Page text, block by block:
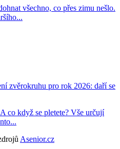
všechno, co přes zimu nešlo.
zvěrokruhu pro rok 2026: daří se
co když se pletete? Vše určují
Asenior.cz